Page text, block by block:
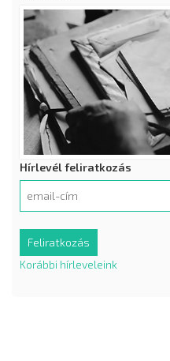
Hírlevél feliratkozás
Korábbi hírleveleink